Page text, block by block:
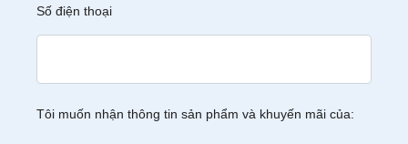
Số điện thoại
Tôi muốn nhận thông tin sản phẩm và khuyến mãi của: